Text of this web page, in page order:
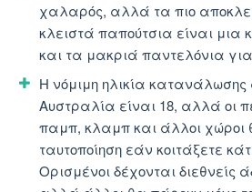
χαλαρός, αλλά τα πιο
κλειστά παπούτσια είναι μια
και τα μακριά παντελόνια
Η νόμιμη ηλικία κατανάλωσης
Αυστραλία είναι 18, αλλά οι
παμπ, κλαμπ και άλλοι χώροι
ταυτοποίηση εάν κοιτάξετε
Ορισμένοι δέχονται διεθνείς